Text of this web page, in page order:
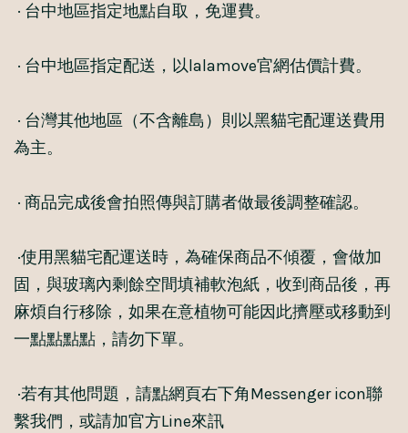
· 台中地區指定地點自取，免運費。
· 台中地區指定配送，以lalamove官網估價計費。
· 台灣其他地區（不含離島）則以黑貓宅配運送費用
為主。
· 商品完成後會拍照傳與訂購者做最後調整確認。
·使用黑貓宅配運送時，為確保商品不傾覆，會做加
固，與玻璃內剩餘空間填補軟泡紙，收到商品後，再
麻煩自行移除，如果在意植物可能因此擠壓或移動到
一點點點點，請勿下單。
·若有其他問題，請點網頁右下角Messenger icon聯
繫我們，或請加官方Line來訊